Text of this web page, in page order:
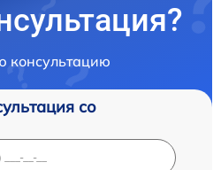
консультацию
со